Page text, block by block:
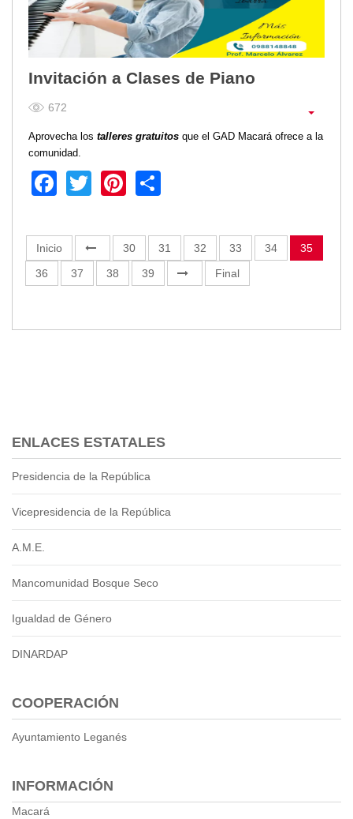
Invitación a Clases de Piano
672
Aprovecha los talleres gratuitos que el GAD Macará ofrece a la
comunidad.
Facebook
TwitterPinterest
Inicio 30 31 32 33 34
35
36
37 38 39 Final
ENLACES ESTATALES
Presidencia de la República
Vicepresidencia de la República
A.M.E.
Mancomunidad Bosque Seco
Igualdad de Género
DINARDAP
COOPERACIÓN
Ayuntamiento Leganés
INFORMACIÓN
Macará